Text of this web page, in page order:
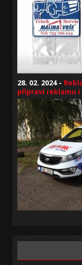
28. 02. 2024 -
připraví reklamu i